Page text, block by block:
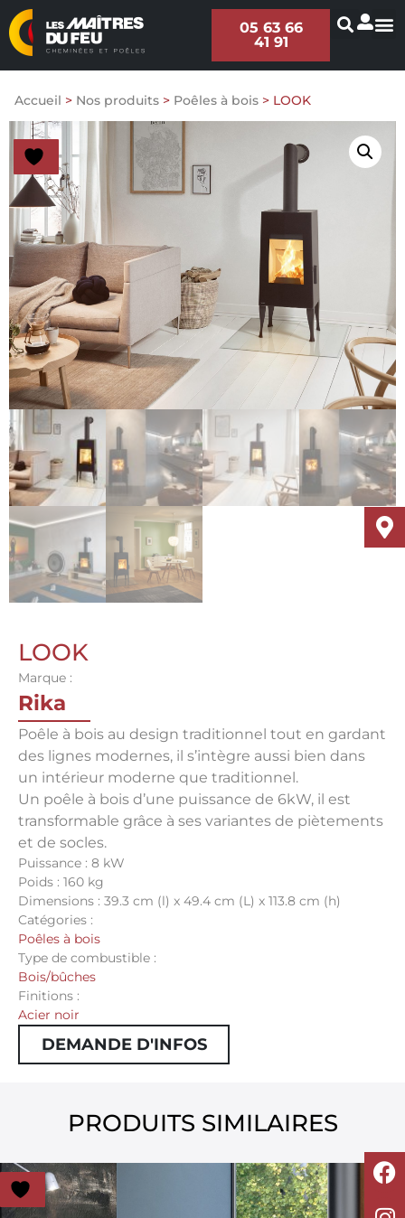
05 63 66
41 91
Accueil > Nos produits > Poêles à bois > LOOK
LOOK
Marque :
Rika
Poêle à bois au design traditionnel tout en gardant
des lignes modernes, il s’intègre aussi bien dans
un intérieur moderne que traditionnel.
Un poêle à bois d’une puissance de 6kW, il est
transformable grâce à ses variantes de piètements
et de socles.
Puissance : 8 kW
Poids : 160 kg
Dimensions : 39.3 cm (l) x 49.4 cm (L) x 113.8 cm (h)
Catégories :
Poêles à bois
Type de combustible :
Bois/bûches
Finitions :
Acier noir
DEMANDE D'INFOS
PRODUITS SIMILAIRES